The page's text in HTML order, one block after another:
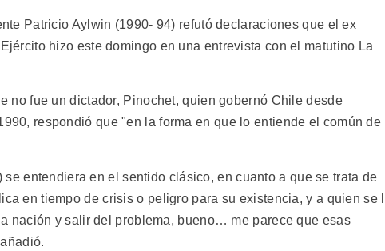
Patricio Aylwin (1990- 94) refutó declaraciones que el ex
hizo este domingo en una entrevista con el matutino La
no fue un dictador, Pinochet, quien gobernó Chile desde
respondió que "en la forma en que lo entiende el común de
entendiera en el sentido clásico, en cuanto a que se trata de
en tiempo de crisis o peligro para su existencia, y a quien se
nación y salir del problema, bueno… me parece que esas